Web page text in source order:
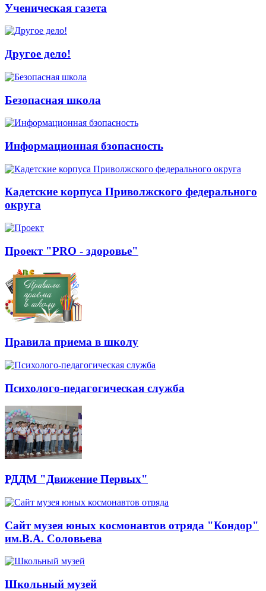
Ученическая газета
Другое дело!
Безопасная школа
Информационная бзопасность
Кадетские корпуса Приволжского федерального
округа
Проект "PRO - здоровье"
Правила приема в школу
Психолого-педагогическая служба
РДДМ "Движение Первых"
Сайт музея юных космонавтов отряда "Кондор"
им.В.А. Соловьева
Школьный музей